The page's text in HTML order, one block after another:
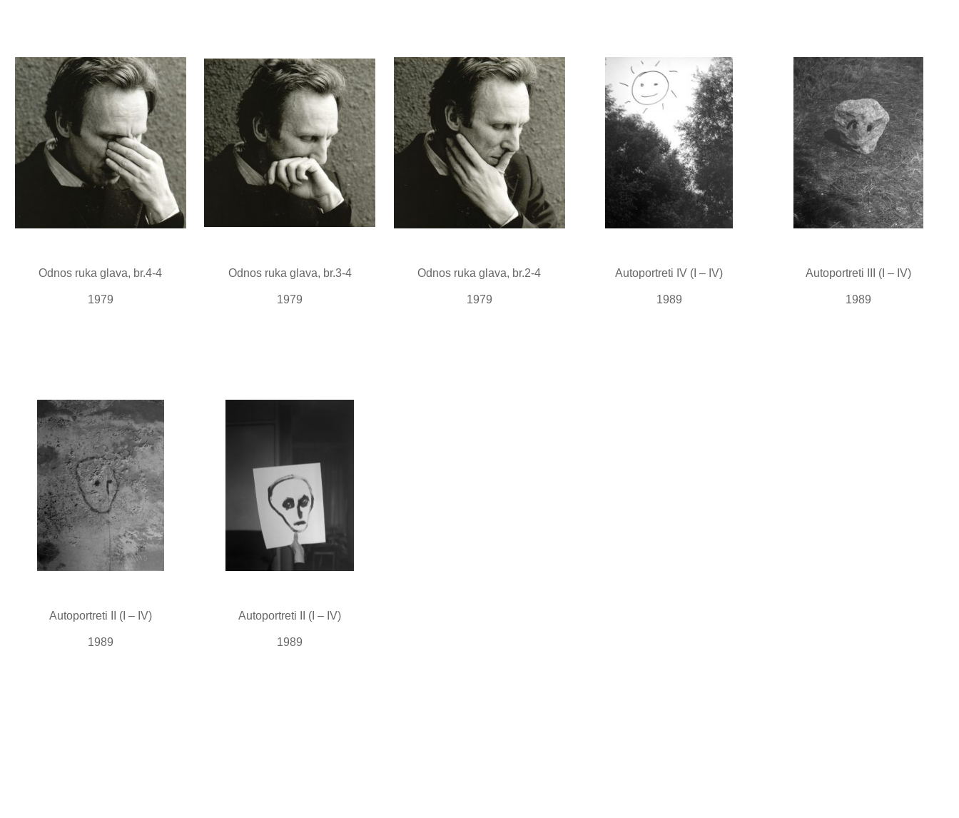
Odnos ruka glava, br.4-4
1979
Odnos ruka glava, br.3-4
1979
Odnos ruka glava, br.2-4
1979
Autoportreti IV (I – IV)
1989
Autoportreti III (I – IV)
1989
Autoportreti II (I – IV)
1989
Autoportreti II (I – IV)
1989